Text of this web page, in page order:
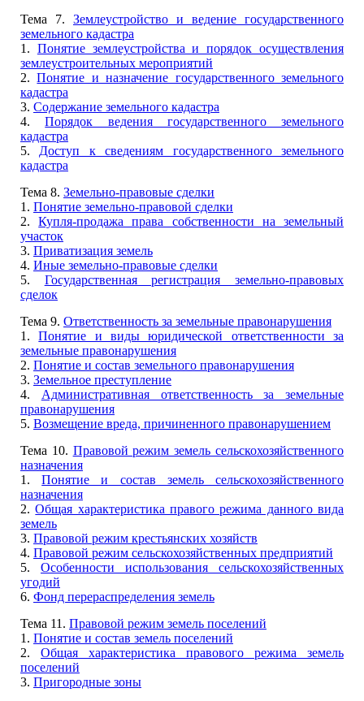
Тема 7. Землеустройство и ведение государственного
земельного кадастра
1. Понятие землеустройства и порядок осуществления
землеустроительных мероприятий
2.Понятие и назначение государственного земельного
кадастра
3. Содержание земельного кадастра
4.Порядок ведения государственного земельного
кадастра
5. Доступ к сведениям государственного земельного
кадастра
Тема 8. Земельно-правовые сделки
1. Понятие земельно-правовой сделки
2.Купля-продажа права собственности на земельный
участок
3. Приватизация земель
4. Иные земельно-правовые сделки
5. Государственная регистрация земельно-правовых
сделок
Тема 9. Ответственность за земельные правонарушения
1.Понятие и виды юридической ответственности за
земельные правонарушения
2. Понятие и состав земельного правонарушения
3. Земельное преступление
4. Административная ответственность за земельные
правонарушения
5. Возмещение вреда, причиненного правонарушением
Тема 10. Правовой режим земель сельскохозяйственного
назначения
1.Понятие и состав земель сельскохозяйственного
назначения
2.Общая характеристика правого режима данного вида
земель
3. Правовой режим крестьянских хозяйств
4. Правовой режим сельскохозяйственных предприятий
5. Особенности использования сельскохозяйственных
угодий
6. Фонд перераспределения земель
Тема 11. Правовой режим земель поселений
1. Понятие и состав земель поселений
2. Общая характеристика правового режима земель
поселений
3. Пригородные зоны